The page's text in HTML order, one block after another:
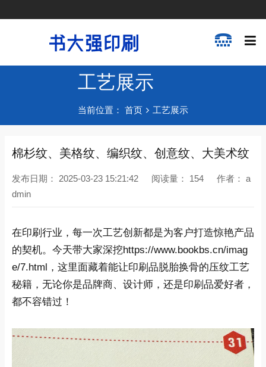
工艺展示
当前位置： 首页 工艺展示
棉杉纹、美格纹、编织纹、创意纹、大美术纹
发布日期： 2025-03-23 15:21:42 阅读量： 154 作者： a
dmin
在印刷行业，每一次工艺创新都是为客户打造惊艳产品
的契机。今天带大家深挖https://www.bookbs.cn/imag
e/7.html，这里面藏着能让印刷品脱胎换骨的压纹工艺
秘籍，无论你是品牌商、设计师，还是印刷品爱好者，
都不容错过！